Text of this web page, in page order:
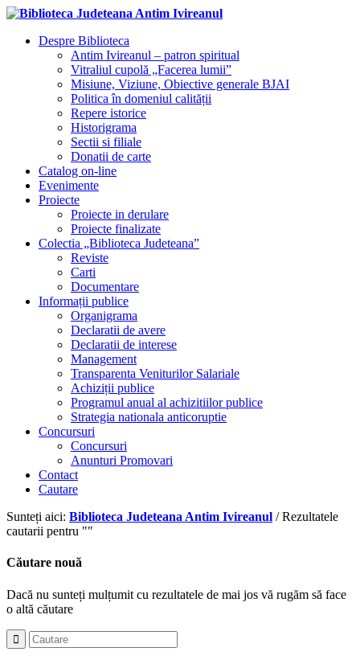
Despre Biblioteca
Antim Ivireanul – patron spiritual
Vitraliul cupolă „Facerea lumii”
Misiune, Viziune, Obiective generale BJAI
Politica în domeniul calității
Repere istorice
Historigrama
Sectii si filiale
Donatii de carte
Catalog on-line
Evenimente
Proiecte
Proiecte in derulare
Proiecte finalizate
Colectia „Biblioteca Judeteana”
Reviste
Carti
Documentare
Informații publice
Organigrama
Declaratii de avere
Declaratii de interese
Management
Transparenta Veniturilor Salariale
Achiziții publice
Programul anual al achizitiilor publice
Strategia nationala anticoruptie
Concursuri
Concursuri
Anunturi Promovari
Contact
Cautare
Sunteți aici: Biblioteca Judeteana Antim Ivireanul / Rezultatele
cautarii pentru ""
Căutare nouă
Dacă nu sunteți mulțumit cu rezultatele de mai jos vă rugăm să face
o altă căutare